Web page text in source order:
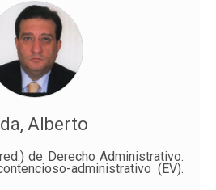
Alberto
.) de Derecho Administrativo.
administrativo (EV).